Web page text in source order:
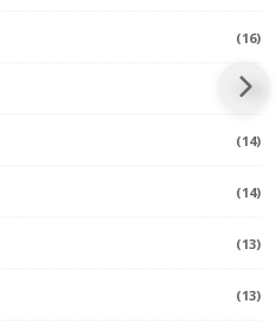
(16)
(14)
(14)
(14)
(13)
(13)